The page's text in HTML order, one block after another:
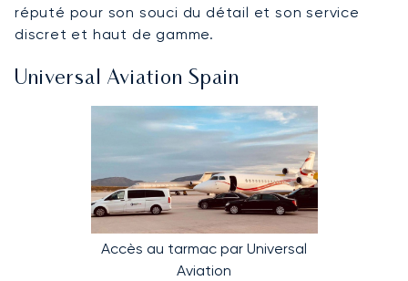
réputé pour son souci du détail et son service
discret et haut de gamme.
Universal Aviation Spain
Accès au tarmac par Universal
Aviation